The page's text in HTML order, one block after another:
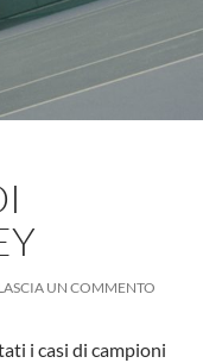
UN COMMENTO
i casi di campioni